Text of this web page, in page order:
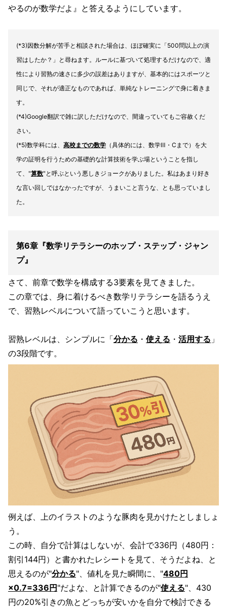
やるのが数学だよ』と答えるようにしています。
(*3)因数分解が苦手と相談された場合は、ほぼ確実に「500問以上の演
習はしたか？」と尋ねます。ルールに基づいて処理するだけなので、適
性により習熟の速さに多少の誤差はありますが、基本的にはスポーツと
同じで、それが適正なものであれば、単純なトレーニングで身に着きま
す。
(*4)Google翻訳で雑に訳しただけなので、間違っていてもご容赦くだ
さい。
(*5)数学科には、 高校までの数学 （具体的には、数学Ⅲ・Cまで）を大
学の証明を行うための基礎的な計算技術を学ぶ場ということを指し
て、"算数"と呼ぶという悪しきジョークがありました。私はあまり好き
な言い回しではなかったですが、うまいこと言うな、とも思っていまし
た。
第6章『数学リテラシーのホップ・ステップ・ジャン
プ』
さて、前章で数学を構成する3要素を見てきました。
この章では、身に着けるべき数学リテラシーを語るうえ
で、習熟レベルについて語っていこうと思います。
習熟レベルは、シンプルに「分かる ・ 使える ・ 活用する 」
の3段階です。
例えば、上のイラストのような豚肉を見かけたとしましょ
う。
この時、自分で計算はしないが、会計で336円（480円：
割引144円）と書かれたレシートを見て、そうだよね、と
思えるのが"分かる"、値札を見た瞬間に、"480円
×0.7=336円"だよな、と計算できるのが"使える"、430
円の20%引きの魚とどっちが安いかを自分で検討できる